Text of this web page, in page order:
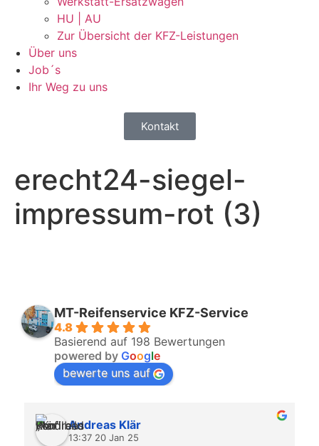
HU | AU
Zur Übersicht der KFZ-Leistungen
Über uns
Job´s
Ihr Weg zu uns
Kontakt
erecht24-siegel-
impressum-rot (3)
MT-Reifenservice KFZ-Service
4.8
Basierend auf 198 Bewertungen
powered by Google
bewerte uns auf
Andreas Klär
13:37 20 Jan 25